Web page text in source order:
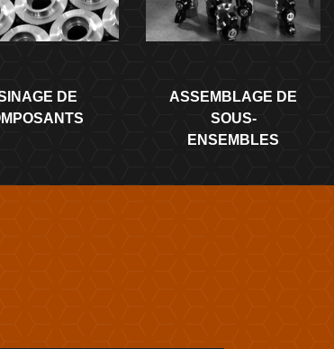
DE
ASSEMBLAGE DE
SOUS-
ENSEMBLES